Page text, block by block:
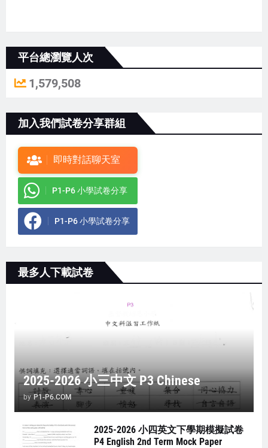
平台總瀏覽人次
1,579,508
加入我們試卷分享群組
即時對話聊天室
P1-P6 小學試卷分享
P1-P6 小學試卷分享
最多人下載試卷
2025-2026 小三中文 P3 Chinese
by P1-P6.COM
2025-2026 小四英文下學期模擬試卷
P4 English 2nd Term Mock Paper